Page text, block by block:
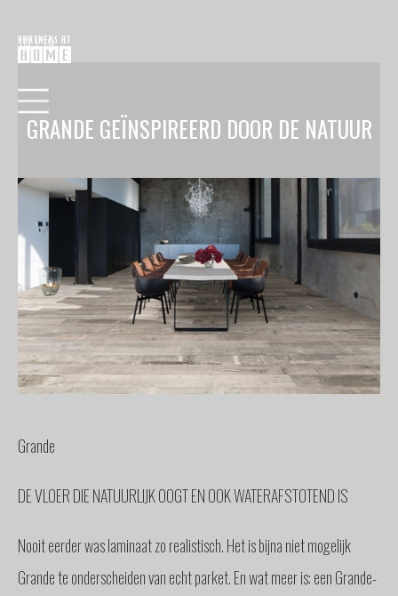
HOME
COLLECTIE
VERF
BEHANG
RAAMDECORATIE
VLOEREN
BUITENZONWERING
& ACCESSOIRES
BENODIGDHEDEN
INTERIEURADVIES
19.1.18
GRANDE GEÏNSPIREERD DOOR DE NATUUR
Grande
DE VLOER DIE NATUURLIJK OOGT EN OOK WATERAFSTOTEND IS
Nooit eerder was laminaat zo realistisch. Het is bijna niet mogelijk
Grande te onderscheiden van echt parket. En wat meer is: een Grande-